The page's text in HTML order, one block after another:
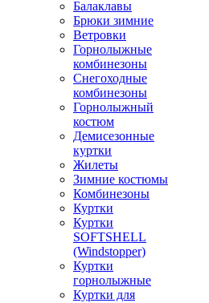
Балаклавы
Брюки зимние
Ветровки
Горнолыжные
комбинезоны
Снегоходные
комбинезоны
Горнолыжный
костюм
Демисезонные
куртки
Жилеты
Зимние костюмы
Комбинезоны
Куртки
Куртки
SOFTSHELL
(Windstopper)
Куртки
горнолыжные
Куртки для